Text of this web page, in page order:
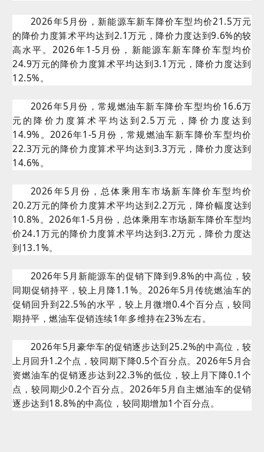
2026年5月份，新能源车新车降价车型均价21.5万元
的降价力度算术平均达到2.1万元，降价力度达到9.6%的较
高水平。2026年1-5月份，新能源车新车降价车型均价
24.9万元的降价力度算术平均达到3.1万元，降价力度达到
12.5%。
2026年5月份，常规燃油车新车降价车型均价16.6万
元的降价力度算术平均达到2.5万元，降价力度达到
14.9%。2026年1-5月份，常规燃油车新车降价车型均价
22.3万元的降价力度算术平均达到3.3万元，降价力度达到
14.6%。
2026年5月份，总体乘用车市场新车降价车型均价
20.2万元的降价力度算术平均达到2.2万元，降价幅度达到
10.8%。2026年1-5月份，总体乘用车市场新车降价车型均
价24.1万元的降价力度算术平均达到3.2万元，降价力度达
到13.1%。
2026年5月新能源车的促销下降到9.8%的中高位，较
同期促销持平，较上月降1.1%。2026年5月传统燃油车的
促销回升到22.5%的水平，较上月微增0.4个百分点，较同
期持平，燃油车促销连续1年多维持在23%左右。
2026年5月豪华车的促销逐步达到25.2%的中高位，较
上月回升1.2个点，较同期下降0.5个百分点。2026年5月合
资燃油车的促销逐步达到22.3%的低位，较上月下降0.1个
点，较同期少0.2个百分点。2026年5月自主燃油车的促销
逐步达到18.8%的中高位，较同期增加1个百分点。